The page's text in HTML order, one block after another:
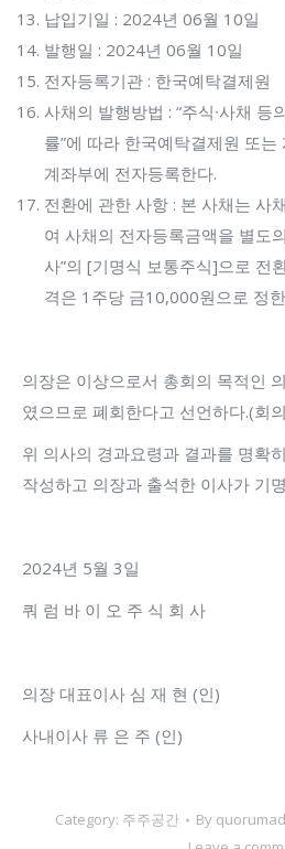
납입기일 : 2024년 06월 10일
발행일 : 2024년 06월 10일
전자등록기관 : 한국예탁결제원
사채의 발행방법 : “주식∙사채 등
률”에 따라 한국예탁결제원 또
계좌부에 전자등록한다.
전환에 관한 사항 : 본 사채는 사
여 사채의 전자등록금액을 별도
사”의 [기명식 보통주식]으로 전
격은 1주당 금10,000원으로 정
의장은 이상으로서 총회의 목적인
였으므로 폐회한다고 선언하다.(회
위 의사의 경과요령과 결과를 명확
작성하고 의장과 출석한 이사가 기
2024년 5월 3일
쿼 럼 바 이 오 주 식 회 사
의장 대표이사 심 재 현 (인)
사내이사 류 은 주 (인)
Category: 주주공간 By